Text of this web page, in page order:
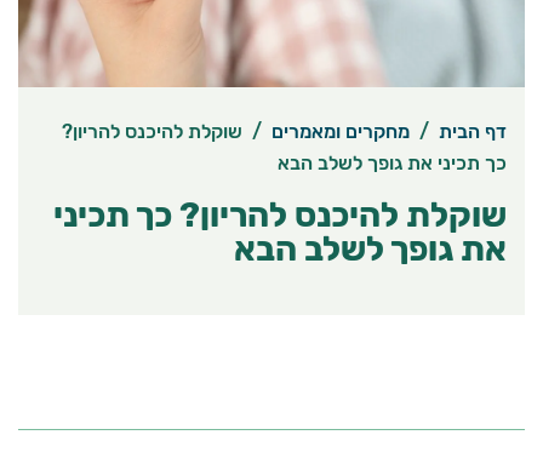
דף הבית / מחקרים ומאמרים / שוקלת להיכנס להריון?
כך תכיני את גופך לשלב הבא
שוקלת להיכנס להריון? כך תכיני
את גופך לשלב הבא